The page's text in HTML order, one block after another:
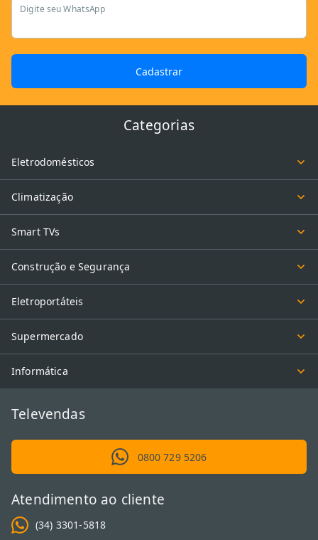
Digite seu WhatsApp
Cadastrar
Categorias
Eletrodomésticos
Climatização
Smart TVs
Construção e Segurança
Eletroportáteis
Supermercado
Informática
Televendas
0800 729 5206
Atendimento ao cliente
(34) 3301-5818